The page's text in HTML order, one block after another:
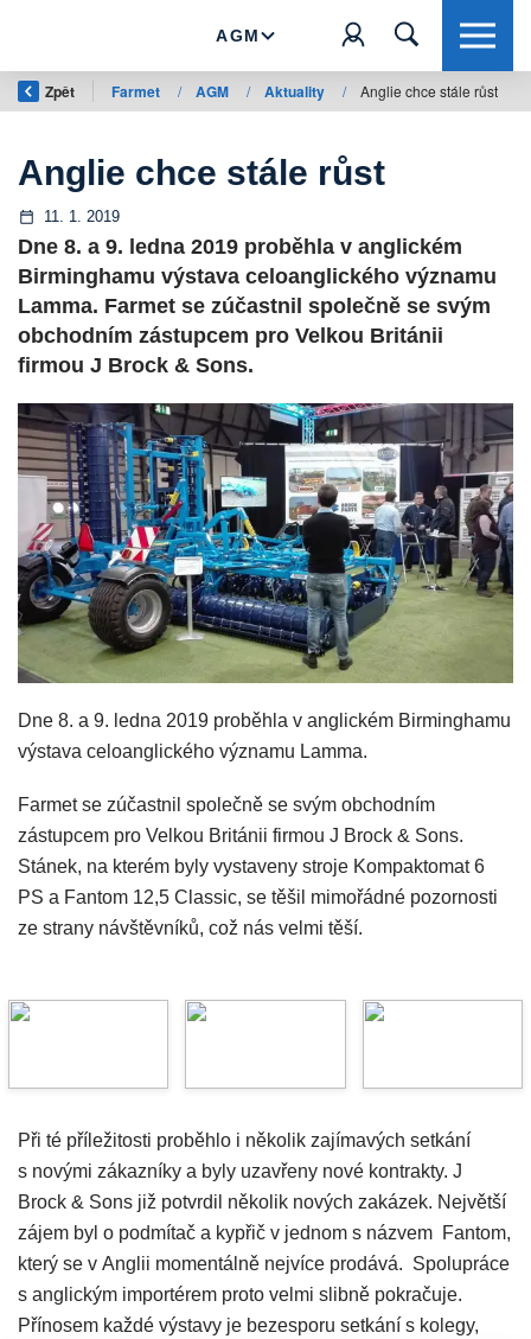
AGM
Zpět Farmet / AGM / Aktuality / Anglie chce stále růst
Anglie chce stále růst
11. 1. 2019
Dne 8. a 9. ledna 2019 proběhla v anglickém
Birminghamu výstava celoanglického významu
Lamma. Farmet se zúčastnil společně se svým
obchodním zástupcem pro Velkou Británii
firmou J Brock & Sons.
Dne 8. a 9. ledna 2019 proběhla v anglickém Birminghamu
výstava celoanglického významu Lamma.
Farmet se zúčastnil společně se svým obchodním
zástupcem pro Velkou Británii firmou J Brock & Sons.
Stánek, na kterém byly vystaveny stroje Kompaktomat 6
PS a Fantom 12,5 Classic, se těšil mimořádné pozornosti
ze strany návštěvníků, což nás velmi těší.
Při té příležitosti proběhlo i několik zajímavých setkání
s novými zákazníky a byly uzavřeny nové kontrakty. J
Brock & Sons již potvrdil několik nových zakázek. Největší
zájem byl o podmítač a kypřič v jednom s názvem Fantom,
který se v Anglii momentálně nejvíce prodává. Spolupráce
s anglickým importérem proto velmi slibně pokračuje.
Přínosem každé výstavy je bezesporu setkání s kolegy,